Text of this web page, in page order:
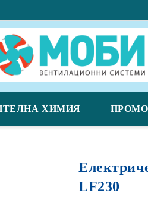
ХИМИЯ
LF230